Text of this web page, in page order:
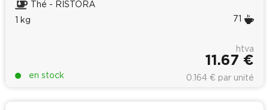
Thé - RISTORA
1 kg
71
en stock
htva
11.67 €
0.164 € par unité